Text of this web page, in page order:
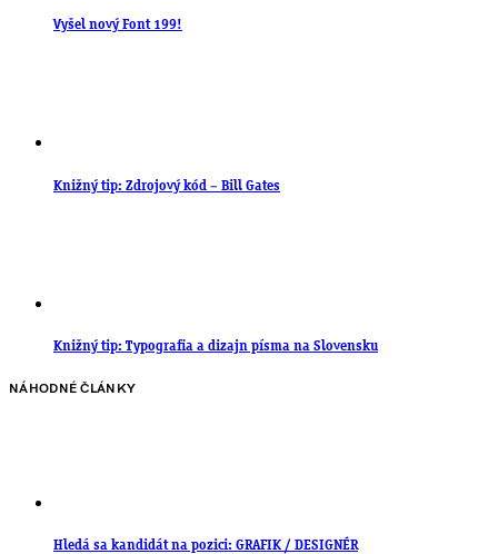
Vyšel nový Font 199!
Knižný tip: Zdrojový kód – Bill Gates
Knižný tip: Typografia a dizajn písma na Slovensku
NÁHODNÉ ČLÁNKY
Hledá sa kandidát na pozici: GRAFIK / DESIGNÉR